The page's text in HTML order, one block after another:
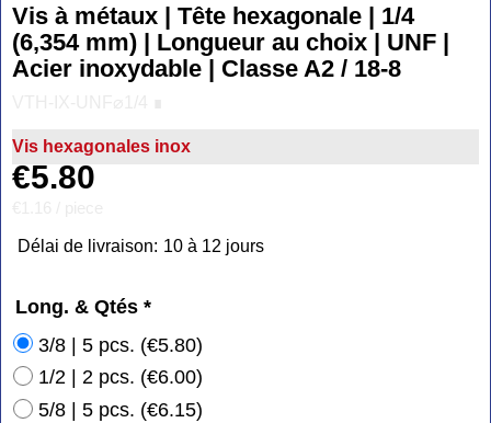
Vis à métaux | Tête hexagonale | 1/4
(6,354 mm) | Longueur au choix | UNF |
Acier inoxydable | Classe A2 / 18-8
Vis hexagonales inox
€5.80
Délai de livraison: 10 à 12 jours
Long. & Qtés *
3/8 | 5 pcs. (€5.80)
1/2 | 2 pcs. (€6.00)
5/8 | 5 pcs. (€6.15)